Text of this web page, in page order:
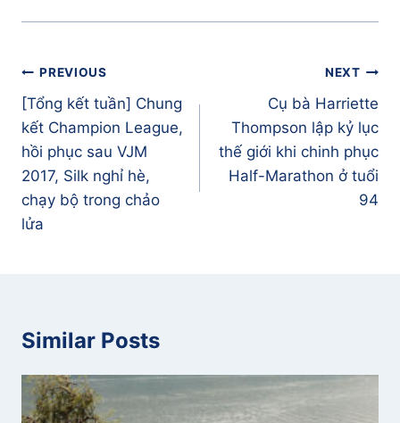
Điều
hướng
bài
viết
PREVIOUS
[Tổng kết tuần] Chung
kết Champion League,
hồi phục sau VJM
2017, Silk nghỉ hè,
chạy bộ trong chảo
lửa
NEXT
Cụ bà Harriette
Thompson lập kỷ lục
thế giới khi chinh phục
Half-Marathon ở tuổi
94
Similar Posts